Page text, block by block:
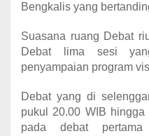
Bengkalis yang
Suasana ruang Debat
Debat lima sesi
penyampaian program
Debat yang di
pukul 20.00 WIB
pada debat